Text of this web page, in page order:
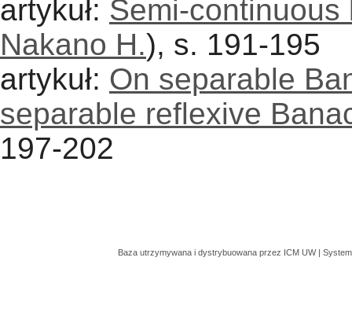
artykuł: Semi-
Nakano H.), s. 191-195
artykuł: On separable
separable reflexive
197-202
Baza utrzymywana i dystrybuowana przez ICM UW |